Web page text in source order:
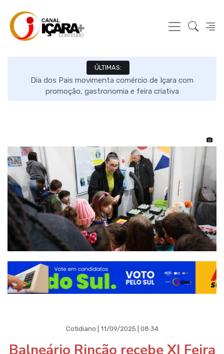
ÚLTIMAS:
Dia dos Pais movimenta comércio de Içara com
promoção, gastronomia e feira criativa
Cotidiano | 11/09/2025 | 08:34
Balneário Rincão recebe XI Feira